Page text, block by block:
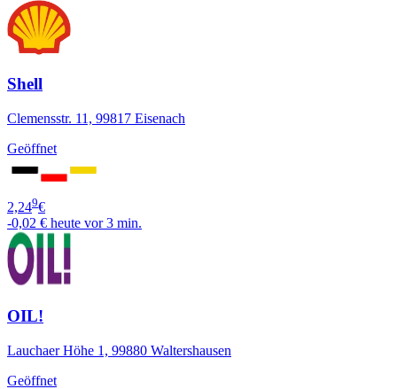
Shell
Clemensstr. 11, 99817 Eisenach
Geöffnet
2,249€
-0,02 € heute vor 3 min.
OIL!
Lauchaer Höhe 1, 99880 Waltershausen
Geöffnet